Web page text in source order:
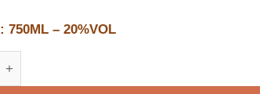
750ML – 20%VOL